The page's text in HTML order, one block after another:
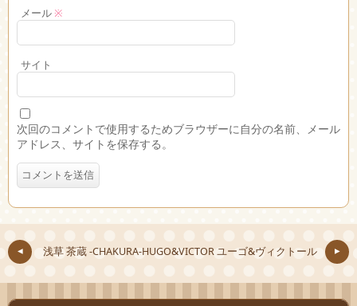
メール※
サイト
次回のコメントで使用するためブラウザーに自分の名前、メール
アドレス、サイトを保存する。
浅草 茶蔵 -CHAKURA-HUGO&VICTOR ユーゴ&ヴィクトール